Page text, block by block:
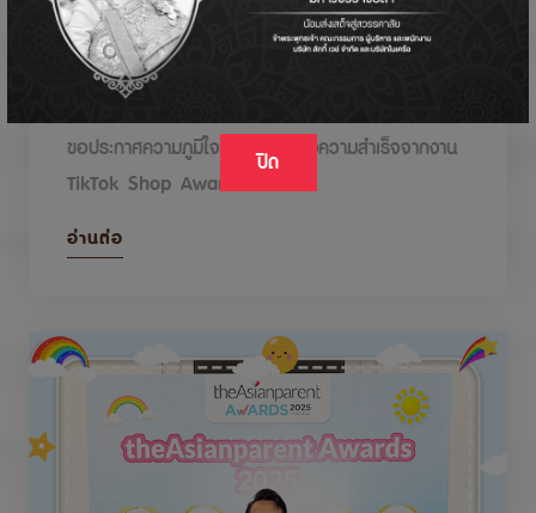
ปิด
DODOLOVE รับรางวัลในงาน TikTok Shop
Awards 2026
ขอประกาศความภูมิใจกับรางวัลแห่งความสำเร็จจากงาน
TikTok Shop Awards 2026
อ่านต่อ